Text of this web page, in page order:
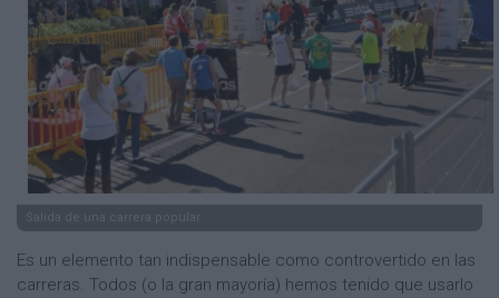
Salida de una carrera popular
Es un elemento tan indispensable como controvertido en las
carreras. Todos (o la gran mayoría) hemos tenido que usarlo